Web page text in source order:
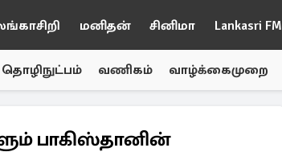
மனிதன் சினிமா Lankasri FM
தொழிநுட்பம் வணிகம் வாழ்க்கைமுறை
பாகிஸ்தானின்